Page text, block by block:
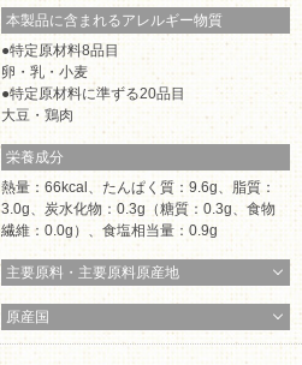
本製品に含まれるアレルギー物質
特定原材料8品目
卵・乳・小麦
特定原材料に準ずる20品目
大豆・鶏肉
栄養成分
熱量：66kcal、たんぱく質：9.6g、脂質：
3.0g、炭水化物：0.3g（糖質：0.3g、食物
繊維：0.0g）、食塩相当量：0.9g
主要原料・主要原料原産地
原産国